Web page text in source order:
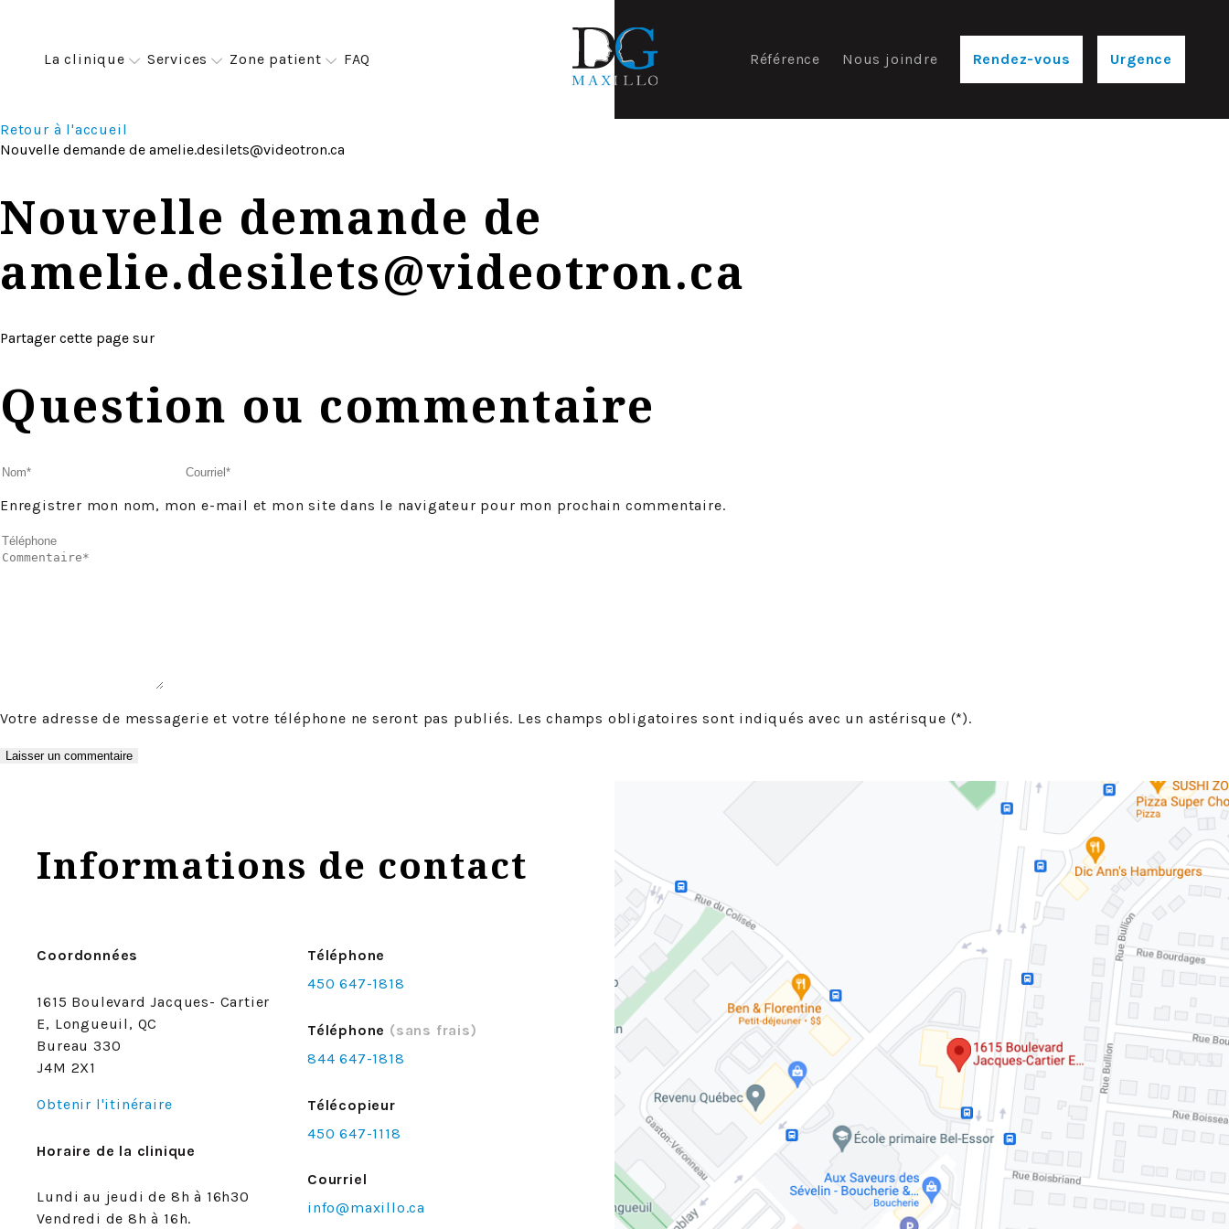
La clinique Services
All-on-4
Zone patient FAQ Référence Nous joindre Rendez-vous Urgence
Retour à l'accueil
Nouvelle demande de amelie.desilets@videotron.ca
Nouvelle demande de
amelie.desilets@videotron.ca
Partager cette page sur
Question ou commentaire
Enregistrer mon nom, mon e-mail et mon site dans le navigateur pour mon prochain commentaire.
Votre adresse de messagerie et votre téléphone ne seront pas publiés. Les champs obligatoires sont indiqués avec un astérisque (*).
Informations de contact
Coordonnées
1615 Boulevard Jacques- Cartier
E, Longueuil, QC
Bureau 330
J4M 2X1
Obtenir l'itinéraire
Horaire de la clinique
Lundi au jeudi de 8h à 16h30
Vendredi de 8h à 16h.
Téléphone
450 647-1818
Téléphone (sans frais)
844 647-1818
Télécopieur
450 647-1118
Courriel
info@maxillo.ca